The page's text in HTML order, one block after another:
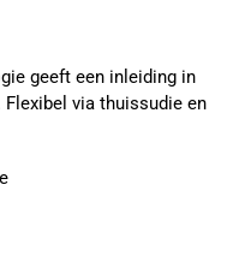
geeft een inleiding in
via thuissudie en